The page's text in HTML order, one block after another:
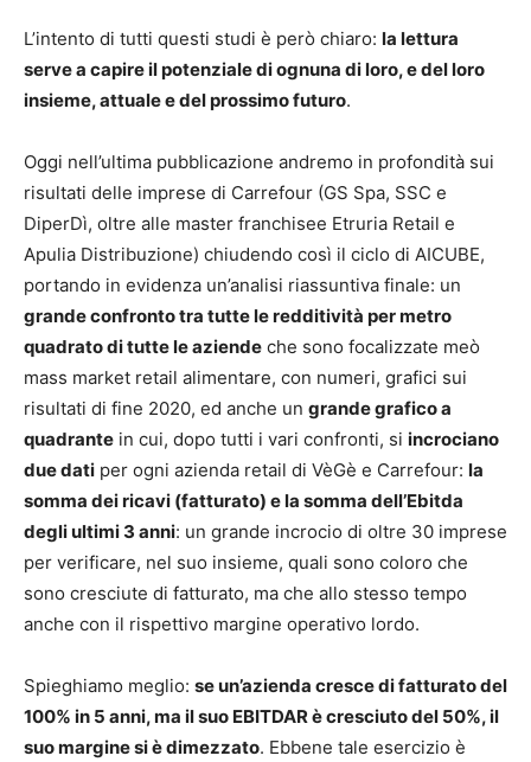
L’intento di tutti questi studi è però chiaro: la lettura
serve a capire il potenziale di ognuna di loro, e del loro
insieme, attuale e del prossimo futuro.
Oggi nell’ultima pubblicazione andremo in profondità sui
risultati delle imprese di Carrefour (GS Spa, SSC e
DiperDì, oltre alle master franchisee Etruria Retail e
Apulia Distribuzione) chiudendo così il ciclo di AICUBE,
portando in evidenza un’analisi riassuntiva finale: un
grande confronto tra tutte le redditività per metro
quadrato di tutte le aziende che sono focalizzate meò
mass market retail alimentare, con numeri, grafici sui
risultati di fine 2020, ed anche un grande grafico a
quadrante in cui, dopo tutti i vari confronti, si incrociano
due dati per ogni azienda retail di VèGè e Carrefour: la
somma dei ricavi (fatturato) e la somma dell’Ebitda
degli ultimi 3 anni: un grande incrocio di oltre 30 imprese
per verificare, nel suo insieme, quali sono coloro che
sono cresciute di fatturato, ma che allo stesso tempo
anche con il rispettivo margine operativo lordo.
Spieghiamo meglio: se un’azienda cresce di fatturato del
100% in 5 anni, ma il suo EBITDAR è cresciuto del 50%, il
suo margine si è dimezzato. Ebbene tale esercizio è